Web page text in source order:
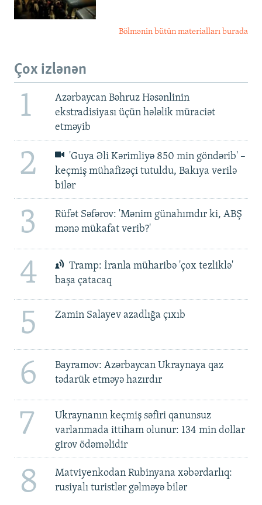
Bölmənin bütün materialları burada
Çox izlənən
1
Azərbaycan Bəhruz Həsənlinin
ekstradisiyası üçün hələlik müraciət
etməyib
2
'Guya Əli Kərimliyə 850 min göndərib' –
keçmiş mühafizəçi tutuldu, Bakıya verilə
bilər
3
Rüfət Səfərov: 'Mənim günahımdır ki, ABŞ
mənə mükafat verib?'
4
Tramp: İranla müharibə 'çox tezliklə'
başa çatacaq
5 Zamin Salayev azadlığa çıxıb
6
Bayramov: Azərbaycan Ukraynaya qaz
tədarük etməyə hazırdır
7
Ukraynanın keçmiş səfiri qanunsuz
varlanmada ittiham olunur: 134 min dollar
girov ödəməlidir
8
Matviyenkodan Rubinyana xəbərdarlıq:
rusiyalı turistlər gəlməyə bilər